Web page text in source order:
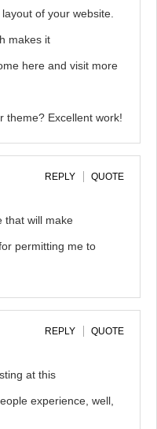
of your website.
makes it
here and visit more
theme? Excellent work!
REPLY QUOTE
that will make
permitting me to
REPLY QUOTE
at this
experience, well,